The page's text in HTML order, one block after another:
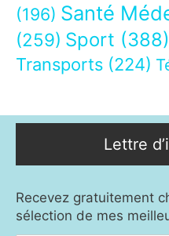
(196) Santé
(259) Sport (388)
Transports (224)
Lettre
Recevez gratuitement
sélection de mes